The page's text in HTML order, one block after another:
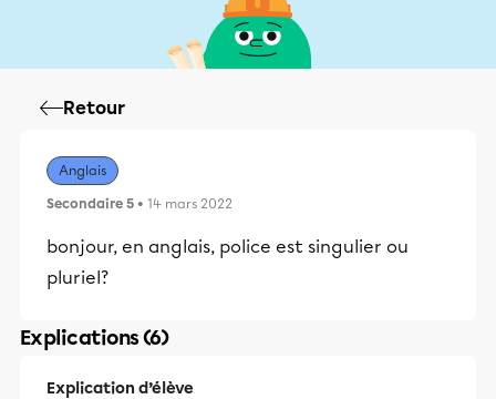
Retour
Anglais
Secondaire 5 • 14 mars 2022
bonjour, en anglais, police est singulier ou
pluriel?
Explications (6)
Explication d’élève